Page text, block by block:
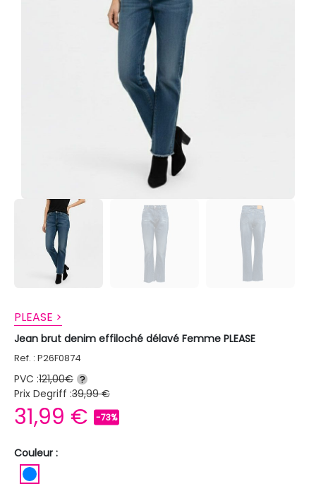
PLEASE >
Jean brut denim effiloché délavé Femme PLEASE
Ref. : P26F0874
PVC :121,00€ ?
Prix Degriff :39,99 €
31,99 € -73%
Couleur :